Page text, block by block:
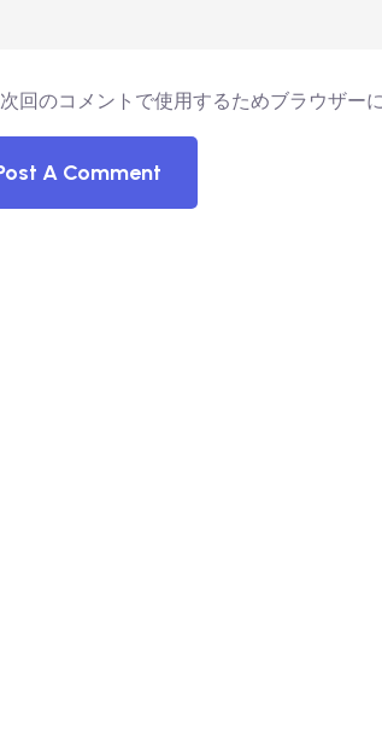
次回のコメントで使用するためブラウザー